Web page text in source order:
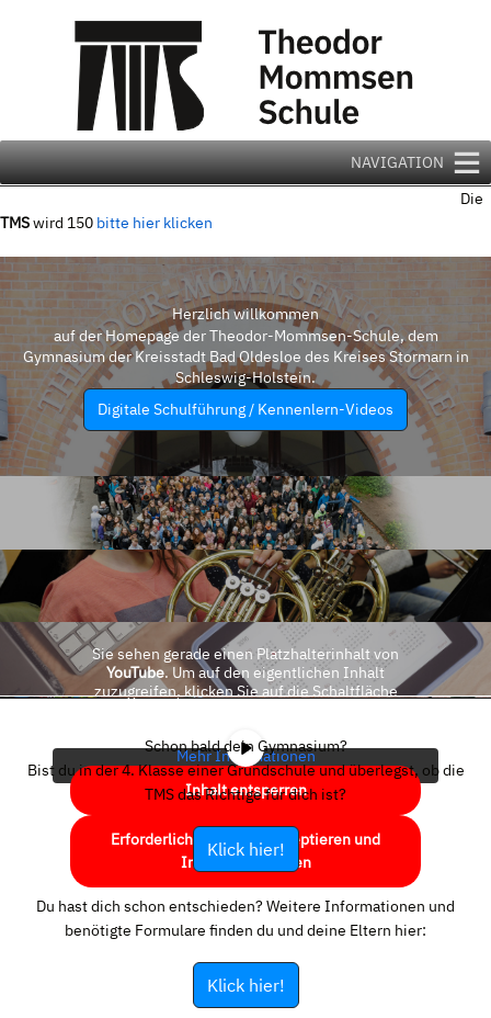
NAVIGATION
Die
TMSwird 150 bitte hier klicken
Herzlich willkommen
auf der Homepage der Theodor-Mommsen-Schule, dem
Gymnasium der Kreisstadt Bad Oldesloe des Kreises Stormarn in
Schleswig-Holstein.
Digitale Schulführung / Kennenlern-Videos
Sie sehen gerade einen Platzhalterinhalt von
YouTube. Um auf den eigentlichen Inhalt
zuzugreifen, klicken Sie auf die Schaltfläche
Mehr Informationen
Inhalt entsperren
Erforderlichen Service akzeptieren und
Inhalte entsperren
Schon bald dein Gymnasium?
Bist du in der 4. Klasse einer Grundschule und überlegst, ob die
TMS das Richtige für dich ist?
Klick hier!
Du hast dich schon entschieden? Weitere Informationen und
benötigte Formulare finden du und deine Eltern hier:
Klick hier!